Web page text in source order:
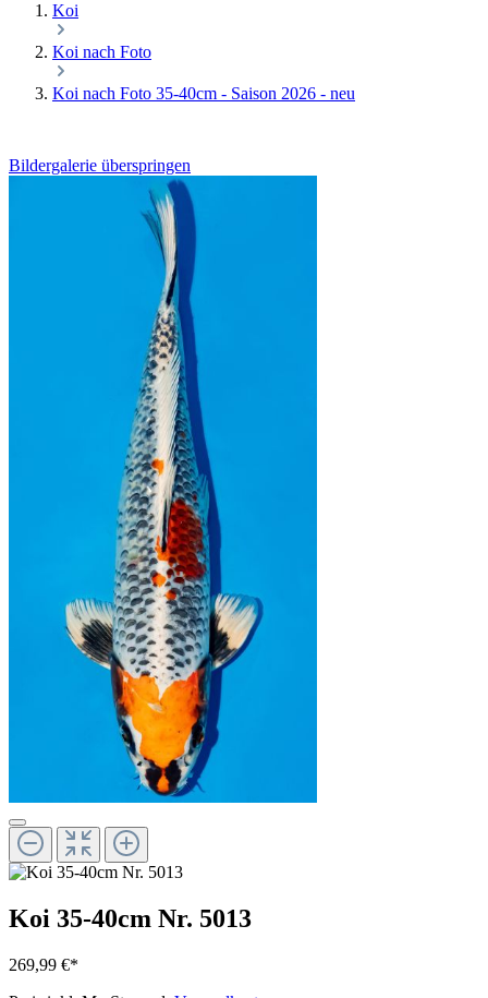
Koi
Koi nach Foto
Koi nach Foto 35-40cm - Saison 2026 - neu
Bildergalerie überspringen
Koi 35-40cm Nr. 5013
269,99 €*